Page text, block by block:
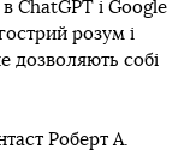
ChatGPT і Google
розум і
дозволяють собі
Роберт А.